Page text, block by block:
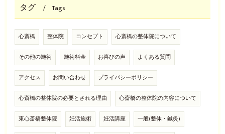
タグ Tags
心斎橋 整体院 コンセプト 心斎橋の整体院について
その他の施術 施術料金 お喜びの声 よくある質問
アクセス お問い合わせ プライバシーポリシー
心斎橋の整体院の必要とされる理由 心斎橋の整体院の内容について
東心斎橋整体院 妊活施術 妊活講座 一般(整体・鍼灸)